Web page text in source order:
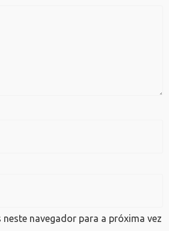
neste navegador para a próxima vez